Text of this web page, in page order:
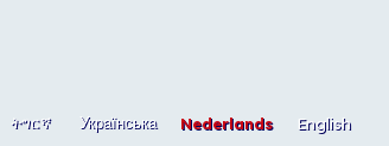
Nederlands English
ትግርኛ Українська